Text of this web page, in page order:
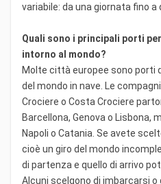
variabile: da una giornata fino
Quali sono i principali porti
intorno al mondo?
Molte città europee sono porti
del mondo in nave. Le
Crociere o Costa Crociere
Barcellona, Genova o Lisbona,
Napoli o Catania. Se avete
cioè un giro del mondo
di partenza e quello di arrivo
Alcuni scelgono di imbarcarsi